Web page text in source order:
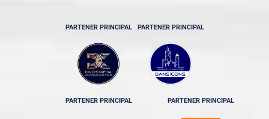
PARTENER PRINCIPAL PARTENER PRINCIPAL
PARTENER PRINCIPAL PARTENER PRINCIPAL